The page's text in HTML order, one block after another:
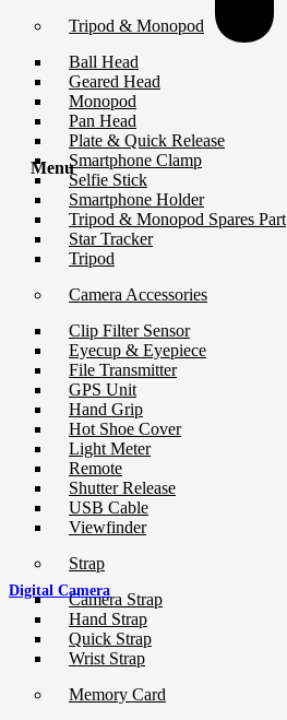
Tripod & Monopod
Ball Head
Geared Head
Monopod
Pan Head
Plate & Quick Release
Smartphone Clamp
Selfie Stick
Smartphone Holder
Tripod & Monopod Spares Part
Star Tracker
Tripod
Camera Accessories
Clip Filter Sensor
Eyecup & Eyepiece
File Transmitter
GPS Unit
Hand Grip
Hot Shoe Cover
Light Meter
Remote
Shutter Release
USB Cable
Viewfinder
Strap
Camera Strap
Hand Strap
Quick Strap
Wrist Strap
Memory Card
Menu
Digital Camera